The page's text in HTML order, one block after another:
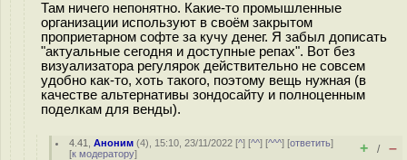
Там ничего непонятно. Какие-то промышленные
организации используют в своём закрытом
проприетарном софте за кучу денег. Я забыл дописать
"актуальные сегодня и доступные репах". Вот без
визуализатора регулярок действительно не совсем
удобно как-то, хоть такого, поэтому вещь нужная (в
качестве альтернативы зондосайту и полноценным
поделкам для венды).
4.41 ,Аноним (4), 15:10, 23/11/2022 [^] [^^] [^^^] [ответить]
[к модератору] + / –